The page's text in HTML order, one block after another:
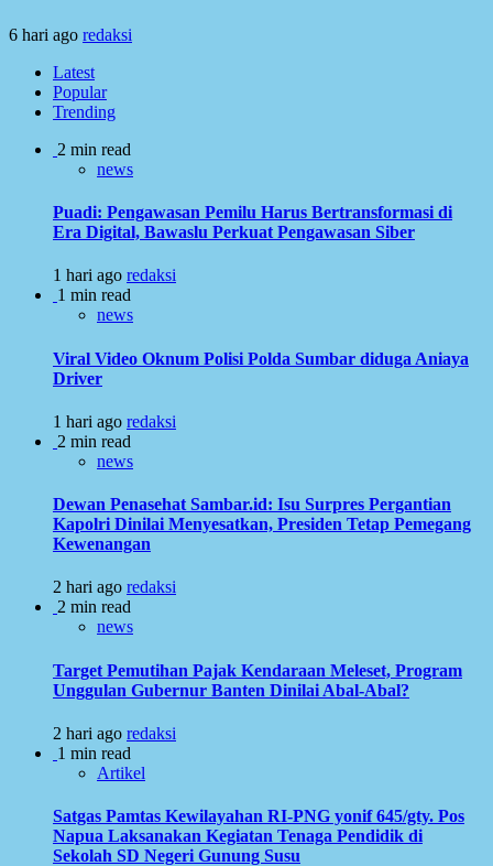
6 hari ago redaksi
Latest
Popular
Trending
2 min read
news
Puadi: Pengawasan Pemilu Harus Bertransformasi di
Era Digital, Bawaslu Perkuat Pengawasan Siber
1 hari ago redaksi
1 min read
news
Viral Video Oknum Polisi Polda Sumbar diduga Aniaya
Driver
1 hari ago redaksi
2 min read
news
Dewan Penasehat Sambar.id: Isu Surpres Pergantian
Kapolri Dinilai Menyesatkan, Presiden Tetap Pemegang
Kewenangan
2 hari ago redaksi
2 min read
news
Target Pemutihan Pajak Kendaraan Meleset, Program
Unggulan Gubernur Banten Dinilai Abal-Abal?
2 hari ago redaksi
1 min read
Artikel
Satgas Pamtas Kewilayahan RI-PNG yonif 645/gty. Pos
Napua Laksanakan Kegiatan Tenaga Pendidik di
Sekolah SD Negeri Gunung Susu